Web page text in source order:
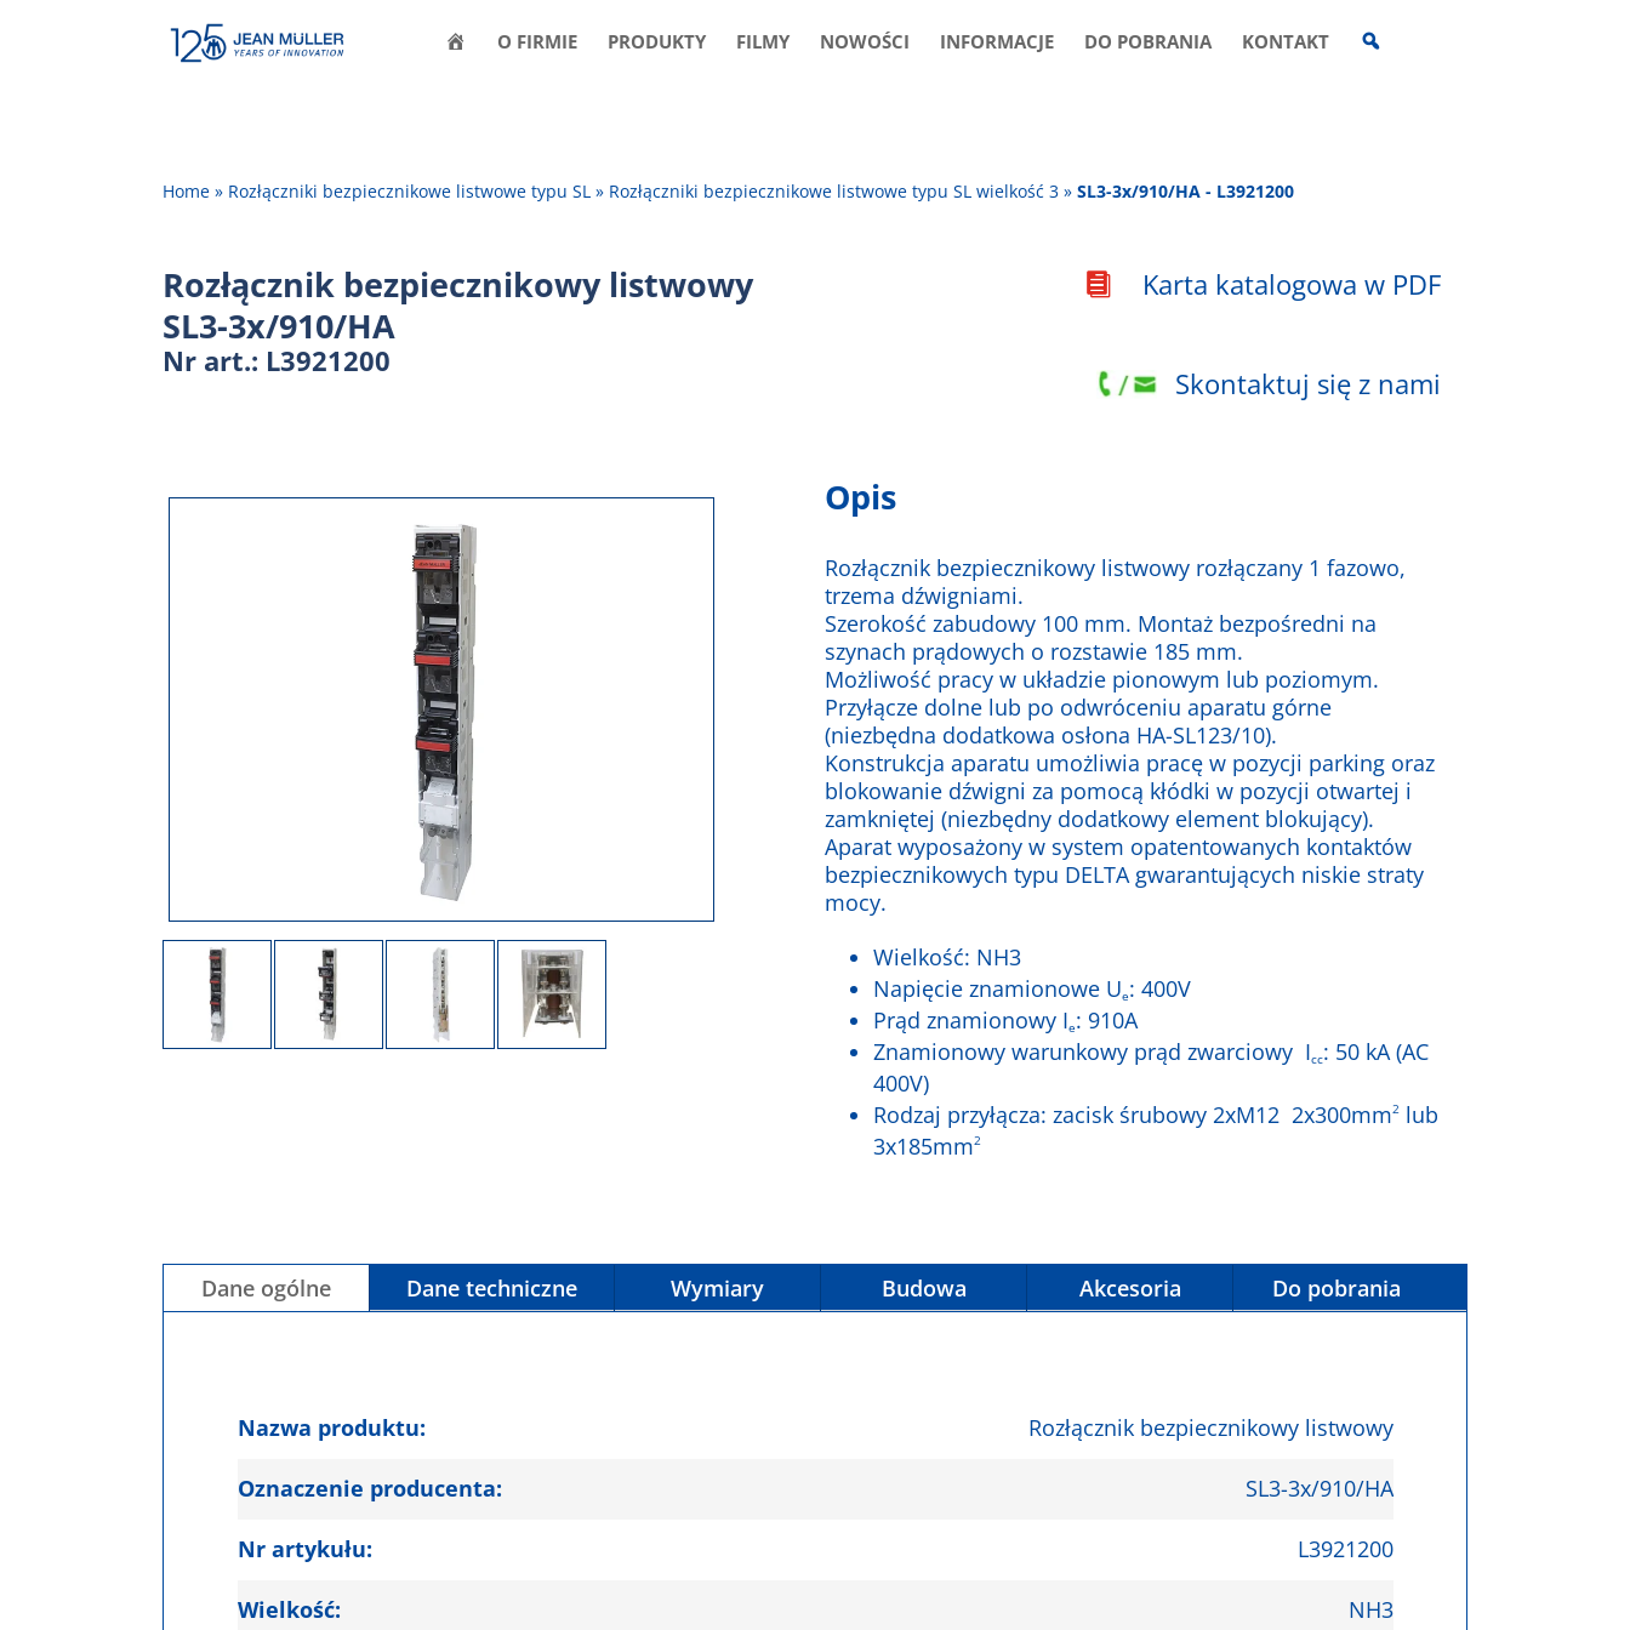
O FIRMIE PRODUKTY FILMY NOWOŚCI INFORMACJE DO POBRANIA KONTAKT
Home » Rozłączniki bezpiecznikowe listwowe typu SL » Rozłączniki bezpiecznikowe listwowe typu SL wielkość 3 »SL3-3x/910/HA - L3921200
Rozłącznik bezpiecznikowy listwowy
SL3-3x/910/HA
Nr art.: L3921200
 Karta katalogowa w PDF
Skontaktuj się z nami
Opis
Rozłącznik bezpiecznikowy listwowy rozłączany 1 fazowo,
trzema dźwigniami.
Szerokość zabudowy 100 mm. Montaż bezpośredni na
szynach prądowych o rozstawie 185 mm.
Możliwość pracy w układzie pionowym lub poziomym.
Przyłącze dolne lub po odwróceniu aparatu górne
(niezbędna dodatkowa osłona HA-SL123/10).
Konstrukcja aparatu umożliwia pracę w pozycji parking oraz
blokowanie dźwigni za pomocą kłódki w pozycji otwartej i
zamkniętej (niezbędny dodatkowy element blokujący).
Aparat wyposażony w system opatentowanych kontaktów
bezpiecznikowych typu DELTA gwarantujących niskie straty
mocy.
Wielkość: NH3
Napięcie znamionowe Ue: 400V
Prąd znamionowy Ie: 910A
Znamionowy warunkowy prąd zwarciowy Icc: 50 kA (AC
400V)
Rodzaj przyłącza: zacisk śrubowy 2xM12 2x300mm2 lub
3x185mm2
Dane ogólne Dane techniczne Wymiary Budowa Akcesoria Do pobrania
Nazwa produktu: Rozłącznik bezpiecznikowy listwowy
Oznaczenie producenta: SL3-3x/910/HA
Nr artykułu: L3921200
Wielkość: NH3